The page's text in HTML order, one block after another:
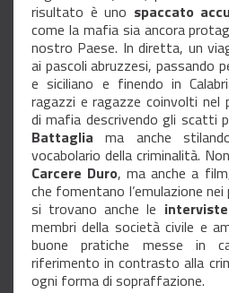
risultato è uno spaccato
come la mafia sia ancora
nostro Paese. In diretta, un
ai pascoli abruzzesi, passando
e siciliano e finendo in
ragazzi e ragazze coinvolti
di mafia descrivendo gli scatti
Battagliama anche
vocabolario della criminalità.
Carcere Duro, ma anche a
che fomentano l’emulazione
si trovano anche le
membri della società civile e
buone pratiche messe in
riferimento in contrasto alla
ogni forma di sopraffazione.